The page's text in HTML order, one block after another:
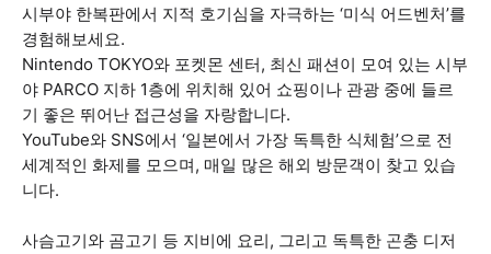
시부야 한복판에서 지적 호기심을 자극하는 ‘미식 어드벤처’를
경험해보세요.
Nintendo TOKYO와 포켓몬 센터, 최신 패션이 모여 있는 시부
야 PARCO 지하 1층에 위치해 있어 쇼핑이나 관광 중에 들르
기 좋은 뛰어난 접근성을 자랑합니다.
YouTube와 SNS에서 ‘일본에서 가장 독특한 식체험’으로 전
세계적인 화제를 모으며, 매일 많은 해외 방문객이 찾고 있습
니다.
사슴고기와 곰고기 등 지비에 요리, 그리고 독특한 곤충 디저